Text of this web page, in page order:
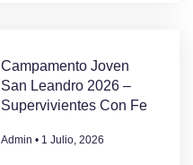
Campamento Joven
San Leandro 2026 –
Supervivientes Con Fe
Admin 1 Julio, 2026